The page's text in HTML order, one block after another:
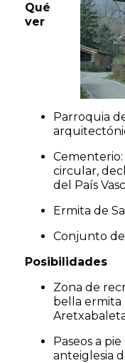
Qué
ver
Parroquia
circular,
del País
Ermita de
Conjunto
Posibilidades
Zona de
bella ermita
Paseos a
anteiglesia